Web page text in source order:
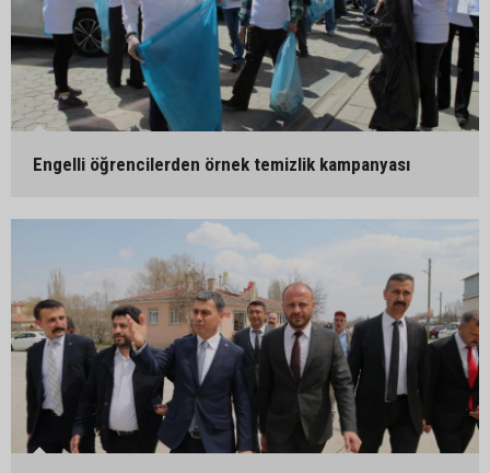
Engelli öğrencilerden örnek temizlik kampanyası